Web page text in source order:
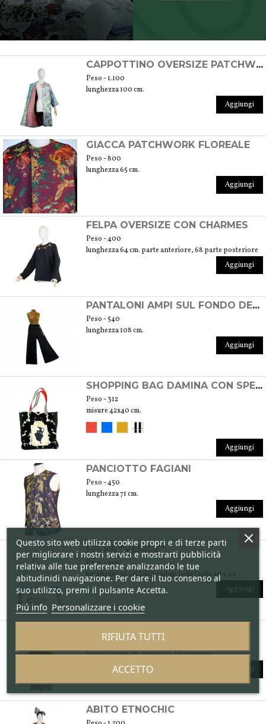
CAPPOTTINO OVERSIZE PATCHWORK FLOREALE
Peso - 1.100
lunghezza 100 cm.
Aggiungi
GIACCA PATCHWORK FLOREALE
Peso - 800
lunghezza 65 cm.
Aggiungi
FELPA OVERSIZE CON CHARMES
Peso - 400
lunghezza 64 cm. parte anteriore, 68 parte posteriore
Aggiungi
PANTALONI AMPI SUL FONDO DECORO CHARMES
Peso - 540
lunghezza 108 cm.
Aggiungi
SHOPPING BAG DAMINA CON SPECCHIO
Peso - 312
misure 42x40 cm.
Aggiungi
PANCIOTTO FAGIANI
Peso - 450
lunghezza 71 cm.
Aggiungi
FELPA "VENICE"
Peso - 400
lunghezza 56 cm Disponibile nelle taglie 40 e 42
Aggiungi
Peso - 1.200
lunghezza 89 cm. Taglia 42 - Pezzo unico
Aggiungi
ABITO ETNOCHIC
Questo sito web utilizza cookie propri e di terze parti
per migliorare i nostri servizi e mostrarti pubblicità
relativa alle tue preferenze analizzando le tue
abitudinidi navigazione. Per dare il tuo consenso al
suo utilizzo, premi il pulsante Accetta.
Piú info Personalizzare i cookie
RIFIUTA TUTTI
ACCETTO